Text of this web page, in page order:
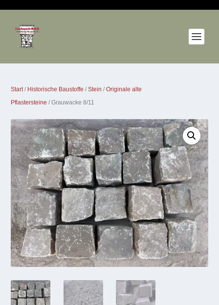
Start/ Historische Baustoffe /Stein /Originale alte
Pflastersteine / Grauwacke 8/11